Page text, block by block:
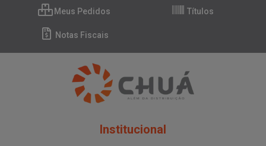
Meus Pedidos Títulos
Notas Fiscais
Institucional